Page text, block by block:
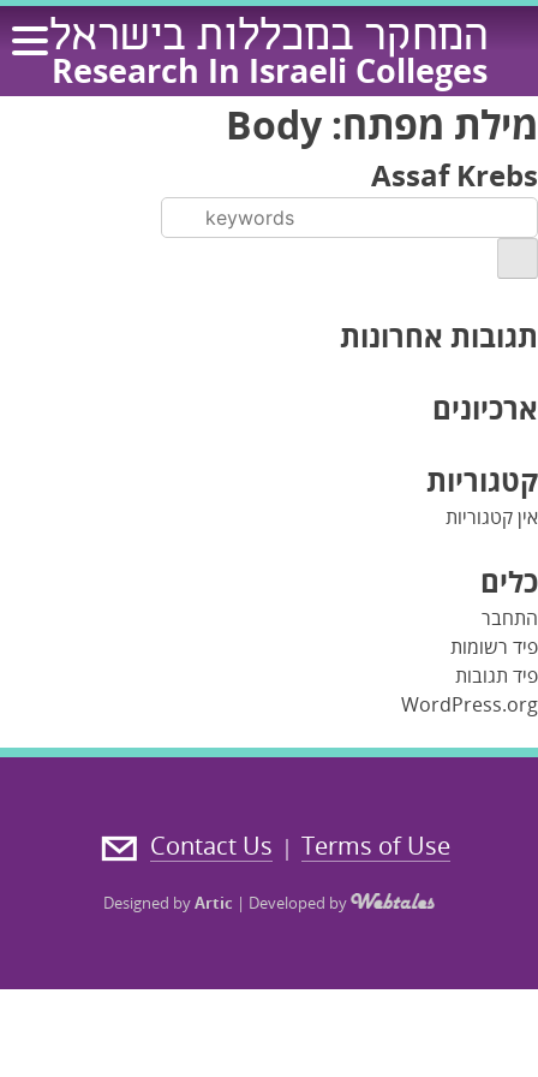
Skip
content
המחקר במכללות בישראל
Research In Israeli Colleges
מילת מפתח: Body
Assaf Krebs
תגובות אחרונות
ארכיונים
קטגוריות
אין קטגוריות
כלים
התחבר
פיד רשומות
פיד תגובות
WordPress.org
Terms of Use
|
Contact Us
Designed byArtic | Developed by